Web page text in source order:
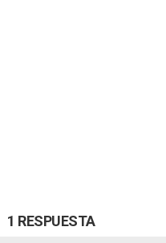
1 RESPUESTA